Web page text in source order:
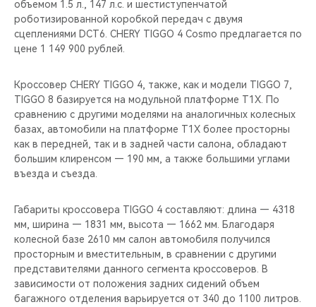
объемом 1.5 л., 147 л.с. и шестиступенчатой
роботизированной коробкой передач с двумя
сцеплениями DCT6. CHERY TIGGO 4 Cosmo предлагается по
цене 1 149 900 рублей.
Кроссовер CHERY TIGGO 4, также, как и модели TIGGO 7,
TIGGO 8 базируется на модульной платформе T1X. По
сравнению с другими моделями на аналогичных колесных
базах, автомобили на платформе T1X более просторны
как в передней, так и в задней части салона, обладают
большим клиренсом — 190 мм, а также большими углами
въезда и съезда.
Габариты кроссовера TIGGO 4 составляют: длина — 4318
мм, ширина — 1831 мм, высота — 1662 мм. Благодаря
колесной базе 2610 мм салон автомобиля получился
просторным и вместительным, в сравнении с другими
представителями данного сегмента кроссоверов. В
зависимости от положения задних сидений объем
багажного отделения варьируется от 340 до 1100 литров.